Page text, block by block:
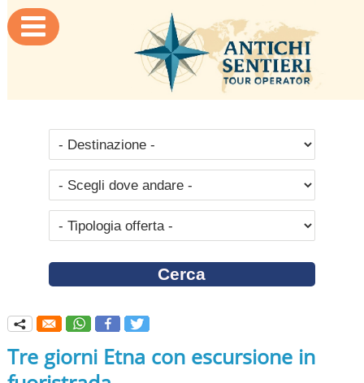

q
Tre giorni Etna con escursione in